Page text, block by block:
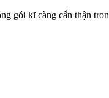
gói kĩ càng cẩn thận